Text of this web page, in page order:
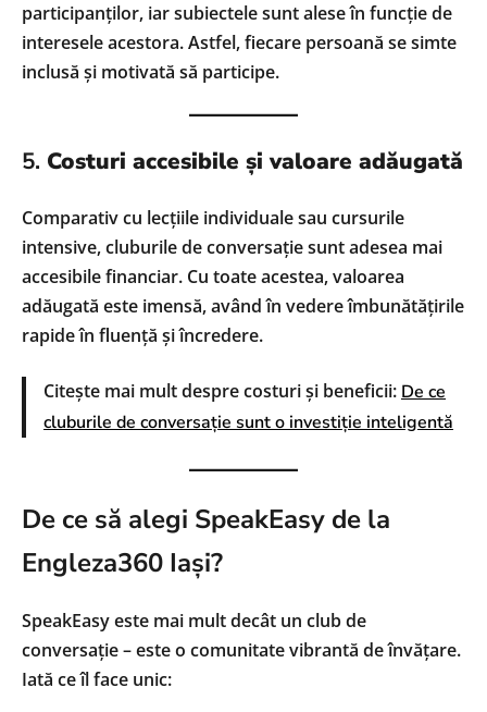
participanților, iar subiectele sunt alese în funcție de
interesele acestora. Astfel, fiecare persoană se simte
inclusă și motivată să participe.
5. Costuri accesibile și valoare adăugată
Comparativ cu lecțiile individuale sau cursurile
intensive, cluburile de conversație sunt adesea mai
accesibile financiar. Cu toate acestea, valoarea
adăugată este imensă, având în vedere îmbunătățirile
rapide în fluență și încredere.
Citește mai mult despre costuri și beneficii: De ce
cluburile de conversație sunt o investiție inteligentă
De ce să alegi SpeakEasy de la
Engleza360 Iași?
SpeakEasy este mai mult decât un club de
conversație – este o comunitate vibrantă de învățare.
Iată ce îl face unic: